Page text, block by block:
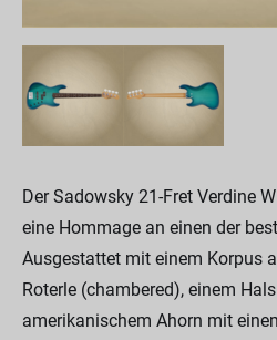
Der Sadowsky 21-Fret Verdine
eine Hommage an einen der
Ausgestattet mit einem Korpus
Roterle (chambered), einem
amerikanischem Ahorn mit